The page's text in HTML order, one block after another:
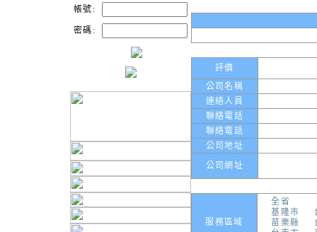
帳號:
密碼:
評價
公司名稱
連絡人員
聯絡電話
聯絡電話
公司地址
公司網址
服務區域
全省
基隆市
苗栗縣